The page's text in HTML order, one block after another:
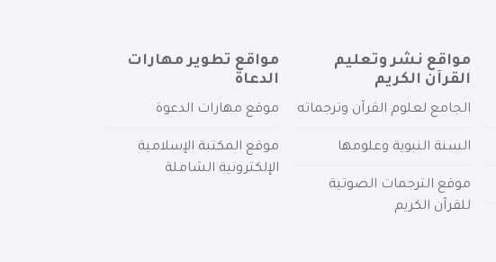
مواقع نشر وتعليم
القرآن الكريم
الجامع لعلوم القرآن وترجماته
السنة النبوية وعلومها
موقع الترجمات الصوتية
للقرآن الكريم
مواقع تطوير مهارات
الدعاة
موقع مهارات الدعوة
موقع المكتبة الإسلامية
الإلكترونية الشاملة